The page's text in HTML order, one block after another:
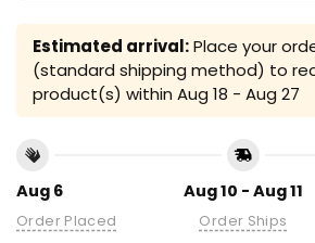
Estimated arrival:Place your
(standard shipping method) to
product(s) within Aug 18 - Aug 27
Aug 6
Order Placed
Aug 10 - Aug 11
Order Ships